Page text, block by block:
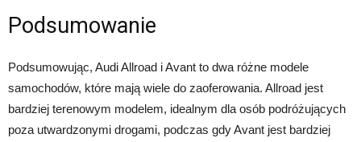
Podsumowanie
Podsumowując, Audi Allroad i Avant to dwa różne modele
samochodów, które mają wiele do zaoferowania. Allroad jest
bardziej terenowym modelem, idealnym dla osób podróżujących
poza utwardzonymi drogami, podczas gdy Avant jest bardziej